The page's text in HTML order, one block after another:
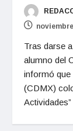
Tras darse
alumno del
informó que
(CDMX)